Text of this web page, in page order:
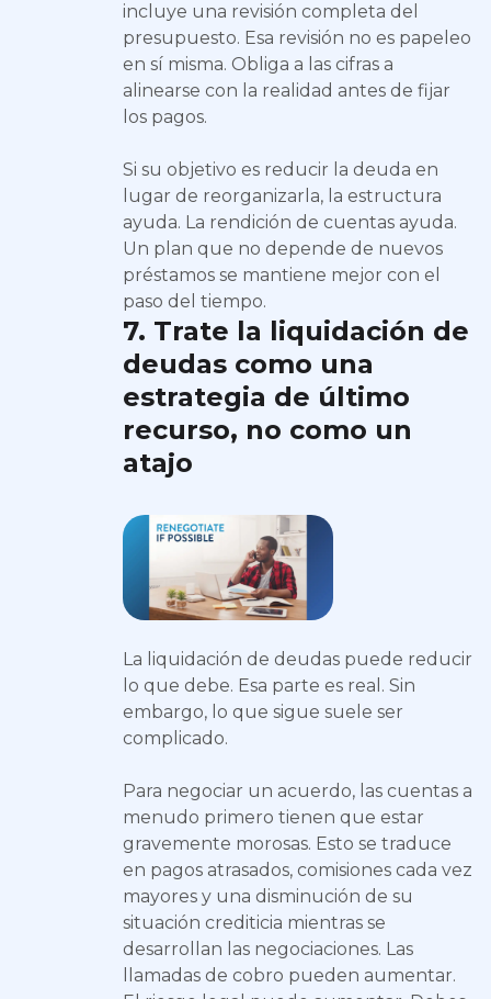
incluye una revisión completa del
presupuesto. Esa revisión no es papeleo
en sí misma. Obliga a las cifras a
alinearse con la realidad antes de fijar
los pagos.
Si su objetivo es reducir la deuda en
lugar de reorganizarla, la estructura
ayuda. La rendición de cuentas ayuda.
Un plan que no depende de nuevos
préstamos se mantiene mejor con el
paso del tiempo.
7. Trate la liquidación de
deudas como una
estrategia de último
recurso, no como un
atajo
La liquidación de deudas puede reducir
lo que debe. Esa parte es real. Sin
embargo, lo que sigue suele ser
complicado.
Para negociar un acuerdo, las cuentas a
menudo primero tienen que estar
gravemente morosas. Esto se traduce
en pagos atrasados, comisiones cada vez
mayores y una disminución de su
situación crediticia mientras se
desarrollan las negociaciones. Las
llamadas de cobro pueden aumentar.